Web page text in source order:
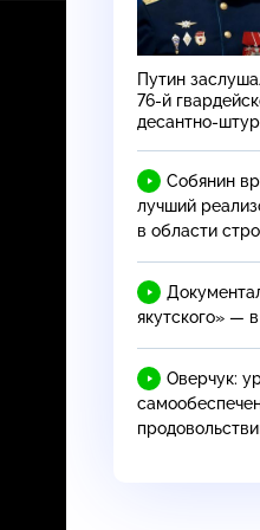
Путин
76-й
десантно-
Собянин
лучший
в области
якутского» —
Оверчук: